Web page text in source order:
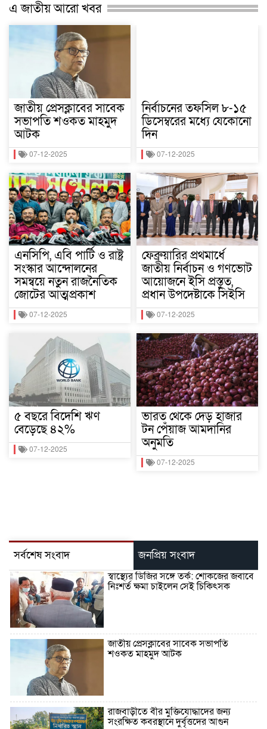
এ জাতীয় আরো খবর
জাতীয় প্রেসক্লাবের সাবেক
সভাপতি শওকত মাহমুদ
আটক
07-12-2025
এনসিপি, এবি পার্টি ও রাষ্ট্র
সংস্কার আন্দোলনের
সমন্বয়ে নতুন রাজনৈতিক
জোটের আত্মপ্রকাশ
07-12-2025
৫ বছরে বিদেশি ঋণ
বেড়েছে ৪২%
07-12-2025
নির্বাচনের তফসিল ৮-১৫
ডিসেম্বরের মধ্যে যেকোনো
দিন
07-12-2025
ফেব্রুয়ারির প্রথমার্ধে
জাতীয় নির্বাচন ও গণভোট
আয়োজনে ইসি প্রস্তুত,
প্রধান উপদেষ্টাকে সিইসি
07-12-2025
ভারত থেকে দেড় হাজার
টন পেঁয়াজ আমদানির
অনুমতি
07-12-2025
সর্বশেষ সংবাদ জনপ্রিয় সংবাদ
স্বাস্থ্যের ডিজির সঙ্গে তর্ক: শোকজের জবাবে
নিঃশর্ত ক্ষমা চাইলেন সেই চিকিৎসক
জাতীয় প্রেসক্লাবের সাবেক সভাপতি
শওকত মাহমুদ আটক
রাজবাড়ীতে বীর মুক্তিযোদ্ধাদের জন্য
সংরক্ষিত কবরস্থানে দুর্বৃত্তদের আগুন